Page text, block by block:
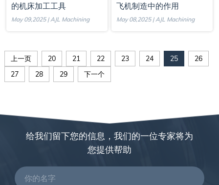
的机床加工工具
May 09,2025 | AJL Machining
飞机制造中的作用
May 08,2025 | AJL Machining
上一页 20 21 22 23 24 25
26
27
28 29 下一个
给我们留下您的信息，我们的一位专家将为
您提供帮助